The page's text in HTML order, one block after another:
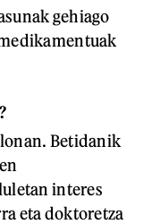
gehiago
Betidanik
interes
eta doktoretza